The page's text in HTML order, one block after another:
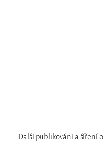
Další publikování a šíření